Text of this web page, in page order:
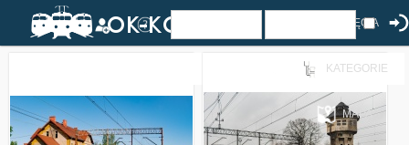
ZDJĘCIA
KATEGORIE
MAPA
1415 12